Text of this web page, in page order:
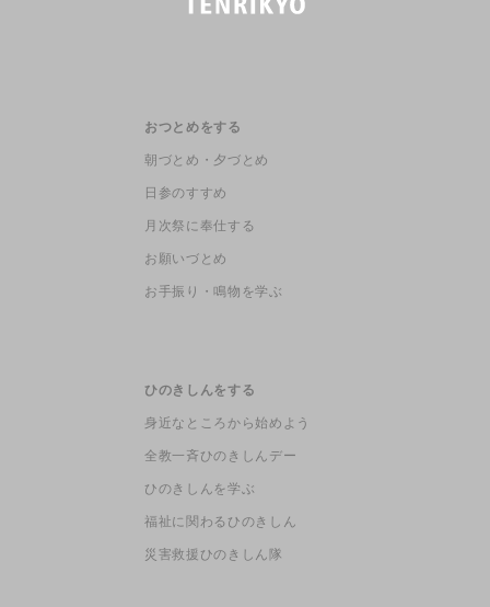
おつとめをする
朝づとめ・夕づとめ
日参のすすめ
月次祭に奉仕する
お願いづとめ
お手振り・鳴物を学ぶ
ひのきしんをする
身近なところから始めよう
全教一斉ひのきしんデー
ひのきしんを学ぶ
福祉に関わるひのきしん
災害救援ひのきしん隊